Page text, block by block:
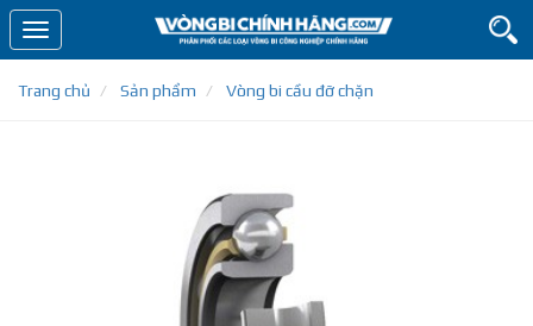
Toggle
navigation
Trang chủ
Sản phẩm Vòng bi cầu đỡ chặn